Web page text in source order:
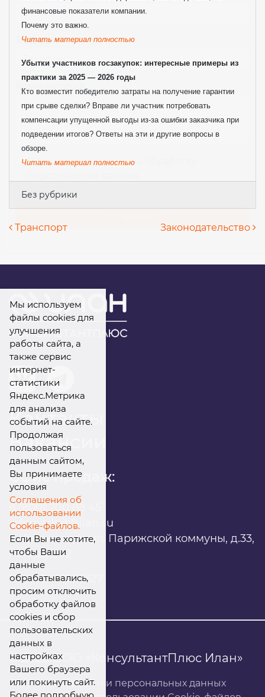
финансовые показатели компании.
Почему это важно.
Читать материал полностью
Убытки участников госзакупок: интересные примеры из
практики за 2025 — 2026 годы
Кто возместит победителю затраты на получение гарантии
при срыве сделки? Вправе ли участник потребовать
компенсации упущенной выгоды из-за ошибки заказчика при
подведении итогов? Ответы на эти и другие вопросы в
обзоре.
Читать материал полностью
Без рубрики
Навигация по записям
Транспорт Законодательство
Контакты
Вакансии
Офис продаж:
infomarket@ilan.su
г. Красноярск, ул. Парижской коммуны, д.33,
помещ. 302
ИНН: 2465263327
© 2026 ООО «КонсультантПлюс Илан»
Политика обработки персональных данных
Телефон*
Комментарий
Я даюсвое согласиена обработку
Мы используем
файлы cookies для
улучшения
работы сайта, а
также сервис
интернет-
статистики
Яндекс.Метрика
для анализа
событий на сайте.
Продолжая
пользоваться
данным сайтом,
Вы принимаете
условия
Соглашения об
использовании
Cookie-файлов.
Если Вы не хотите,
чтобы Ваши
данные
обрабатывались,
просим отключить
обработку файлов
cookies и сбор
пользовательских
данных в
настройках
Вашего браузера
или покинуть сайт.